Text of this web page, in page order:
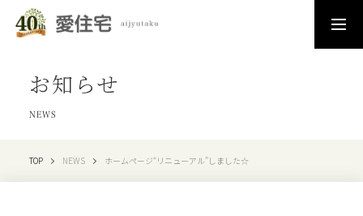
お知らせ
NEWS
TOP NEWS ホームページ“リニューアル”しました☆